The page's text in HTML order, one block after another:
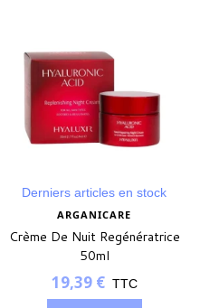
(1 avis)
Derniers articles en stock
ARGANICARE
Crème De Nuit Regénératrice
50ml
19,39 € TTC